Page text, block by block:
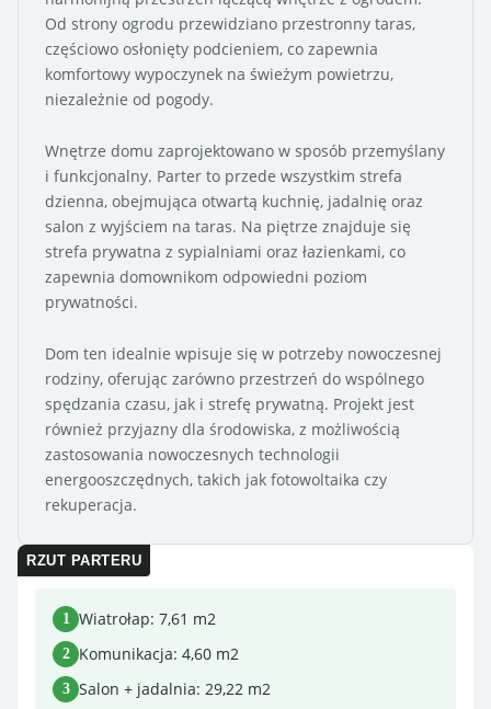
Od strony ogrodu przewidziano przestronny taras,
częściowo osłonięty podcieniem, co zapewnia
komfortowy wypoczynek na świeżym powietrzu,
niezależnie od pogody.
Wnętrze domu zaprojektowano w sposób przemyślany
i funkcjonalny. Parter to przede wszystkim strefa
dzienna, obejmująca otwartą kuchnię, jadalnię oraz
salon z wyjściem na taras. Na piętrze znajduje się
strefa prywatna z sypialniami oraz łazienkami, co
zapewnia domownikom odpowiedni poziom
prywatności.
Dom ten idealnie wpisuje się w potrzeby nowoczesnej
rodziny, oferując zarówno przestrzeń do wspólnego
spędzania czasu, jak i strefę prywatną. Projekt jest
również przyjazny dla środowiska, z możliwością
zastosowania nowoczesnych technologii
energooszczędnych, takich jak fotowoltaika czy
rekuperacja.
RZUT PARTERU
Wiatrołap: 7,61 m2
Komunikacja: 4,60 m2
Salon + jadalnia: 29,22 m2